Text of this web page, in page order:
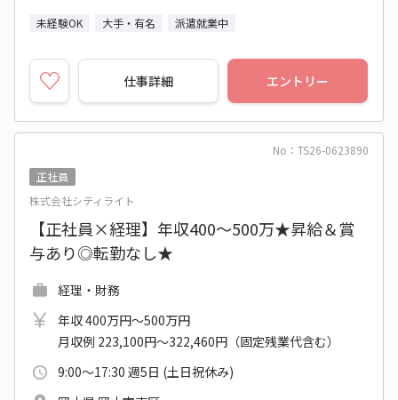
未経験OK 大手・有名 派遣就業中
仕事詳細 エントリー
No：TS26-0623890
正社員
株式会社シティライト
【正社員×経理】年収400～500万★昇給＆賞
与あり◎転勤なし★
経理・財務
年収 400万円～500万円
月収例 223,100円～322,460円（固定残業代含む）
9:00～17:30 週5日 (土日祝休み)